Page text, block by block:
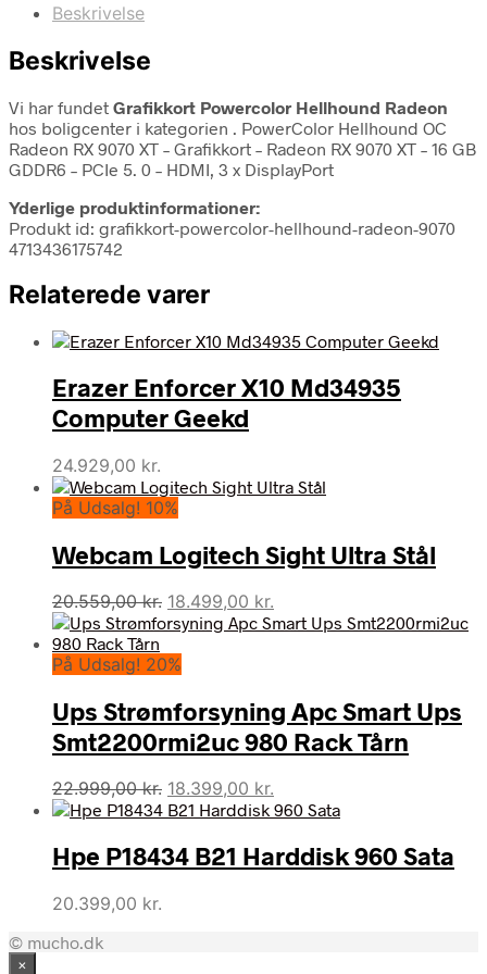
Beskrivelse
Beskrivelse
Vi har fundet Grafikkort Powercolor Hellhound Radeon
hos boligcenter i kategorien . PowerColor Hellhound OC
Radeon RX 9070 XT – Grafikkort – Radeon RX 9070 XT – 16 GB
GDDR6 – PCIe 5. 0 – HDMI, 3 x DisplayPort
Yderlige produktinformationer:
Produkt id: grafikkort-powercolor-hellhound-radeon-9070
4713436175742
Relaterede varer
Erazer Enforcer X10 Md34935
Computer Geekd
24.929,00 kr.
På Udsalg! 10%
Webcam Logitech Sight Ultra Stål
20.559,00kr. Den
oprindelige
var:
18.499,00 kr.
aktuelle
På Udsalg! 20%
Ups Strømforsyning Apc Smart Ups
Smt2200rmi2uc 980 Rack Tårn
22.999,00kr. Den
oprindelige
var:
22.999,00 kr..
18.399,00 kr.
aktuelle
er:
18.399,00 kr..
Hpe P18434 B21 Harddisk 960 Sata
20.399,00 kr.
© mucho.dk
×